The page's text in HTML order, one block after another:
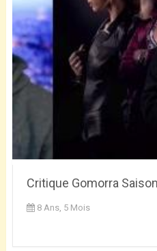
Critique Gomorra
8 Ans, 5 Mois